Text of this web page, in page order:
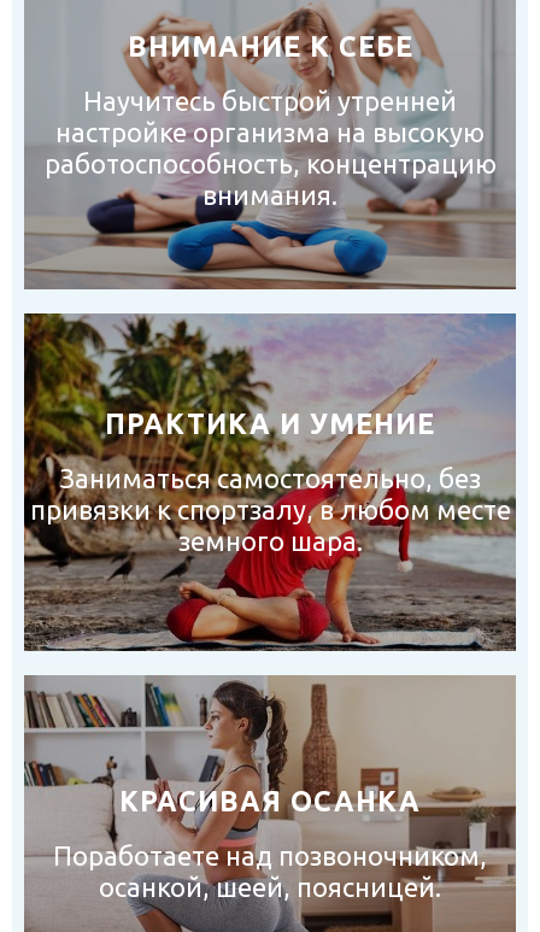
ВНИМАНИЕ К СЕБЕ
Научитесь быстрой утренней
настройке организма на высокую
работоспособность, концентрацию
внимания.
ПРАКТИКА И УМЕНИЕ
Заниматься самостоятельно, без
привязки к спортзалу, в любом месте
земного шара.
КРАСИВАЯ ОСАНКА
Поработаете над позвоночником,
осанкой, шеей, поясницей.